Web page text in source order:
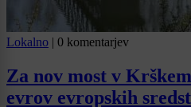
Lokalno | 0 komentarjev
Za nov most v
evrov evropskih